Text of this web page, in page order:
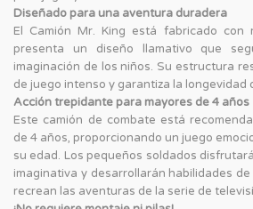
Diseñado para una aventura duradera
El Camión Mr. King está fabricado con
presenta un diseño llamativo que
imaginación de los niños. Su estructura
de juego intenso y garantiza la longevidad
Acción trepidante para mayores de 4 años
Este camión de combate está
de 4 años, proporcionando un juego
su edad. Los pequeños soldados
imaginativa y desarrollarán habilidades
recrean las aventuras de la serie de